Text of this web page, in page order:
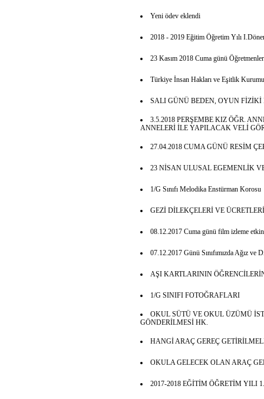
Yeni ödev eklendi
2018 - 2019 Eğitim Öğretim Yılı
23 Kasım 2018 Cuma günü
Türkiye İnsan Hakları ve Eşitlik
SALI GÜNÜ BEDEN, OYUN
3.5.2018 PERŞEMBE KIZ ÖĞR.
ANNELERİ İLE YAPILACAK VELİ
27.04.2018 CUMA GÜNÜ RESİM
23 NİSAN ULUSAL EGEMENLİK
1/G Sınıfı Melodika Enstürman Korosu
GEZİ DİLEKÇELERİ VE
08.12.2017 Cuma günü film izleme
07.12.2017 Günü Sınıfımızda Ağız ve
AŞI KARTLARININ
1/G SINIFI FOTOĞRAFLARI
OKUL SÜTÜ VE OKUL ÜZÜMÜ
GÖNDERİLMESİ HK.
HANGİ ARAÇ GEREÇ
OKULA GELECEK OLAN ARAÇ
2017-2018 EĞİTİM ÖĞRETİM YILI